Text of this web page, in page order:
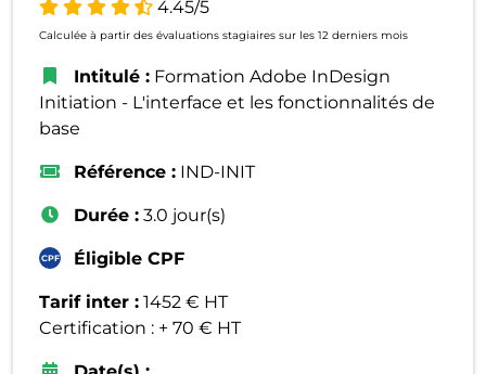
4.45/5
Calculée à partir des évaluations stagiaires sur les 12 derniers mois
Intitulé : Formation Adobe InDesign
Initiation - L'interface et les fonctionnalités de
base
Référence : IND-INIT
Durée : 3.0 jour(s)
Éligible CPF
Tarif inter : 1452 € HT
Certification : + 70 € HT